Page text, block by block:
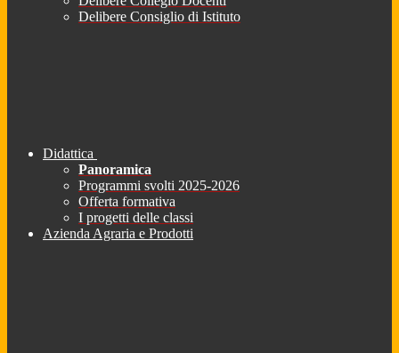
Delibere Consiglio di Istituto
Didattica
Panoramica
Programmi svolti 2025-2026
Offerta formativa
I progetti delle classi
Azienda Agraria e Prodotti